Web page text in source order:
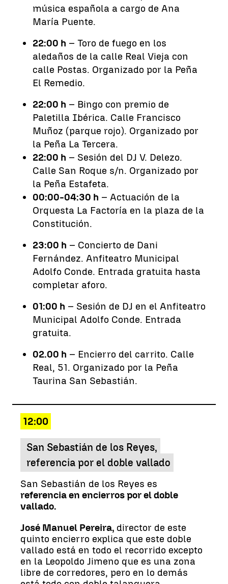
música española a cargo de Ana
María Puente.
22:00 h – Toro de fuego en los
aledaños de la calle Real Vieja con
calle Postas. Organizado por la Peña
El Remedio.
22:00 h – Bingo con premio de
Paletilla Ibérica. Calle Francisco
Muñoz (parque rojo). Organizado por
la Peña La Tercera.
22:00 h – Sesión del DJ V. Delezo.
Calle San Roque s/n. Organizado por
la Peña Estafeta.
00:00-04:30 h – Actuación de la
Orquesta La Factoría en la plaza de la
Constitución.
23:00 h – Concierto de Dani
Fernández. Anfiteatro Municipal
Adolfo Conde. Entrada gratuita hasta
completar aforo.
01:00 h – Sesión de DJ en el Anfiteatro
Municipal Adolfo Conde. Entrada
gratuita.
02.00 h – Encierro del carrito. Calle
Real, 51. Organizado por la Peña
Taurina San Sebastián.
12:00
San Sebastián de los Reyes,
referencia por el doble vallado
San Sebastián de los Reyes es
referencia en encierros por el doble
vallado.
José Manuel Pereira, director de este
quinto encierro explica que este doble
vallado está en todo el recorrido excepto
en la Leopoldo Jimeno que es una zona
libre de corredores, pero en lo demás